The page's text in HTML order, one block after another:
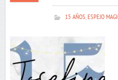
15 AÑOS,ESPEJO